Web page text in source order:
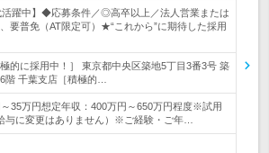
活躍中】◆応募条件／◎高卒以上／法人営業または
要普免（AT限定可）★“これから”に期待した採用
的に採用中！］ 東京都中央区築地5丁目3番3号 築
階 千葉支店［積極的…
～35万円想定年収：400万円～650万円程度※試用
与に変更はありません）※ご経験・ご年…